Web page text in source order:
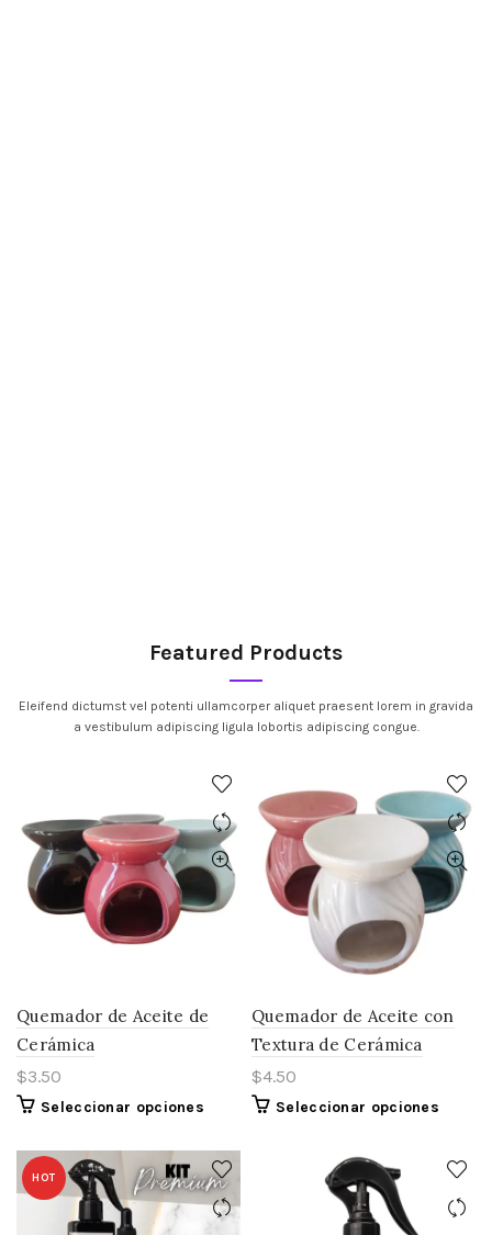
Featured Products
Eleifend dictumst vel potenti ullamcorper aliquet praesent lorem in gravida
a vestibulum adipiscing ligula lobortis adipiscing congue.
Quemador de Aceite de
Cerámica
$3.50
Seleccionar opciones
múltiples
variantes.
Las
opciones
Quemador de Aceite con
Textura de Cerámica
$4.50
Seleccionar opciones
HOT